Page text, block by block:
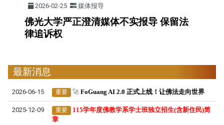
2026-02-25 媒体报导
佛光大学严正澄清媒体不实报导 保留法
律追诉权
最新消息
2026-06-15 重要 🚀 FoGuang AI 2.0 正式上线！让佛法走向世界
2025-12-09 重要
115学年度佛教学系学士班独立招生(含新住民)简
章